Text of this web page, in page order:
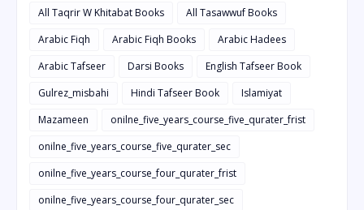
All Taqrir W Khitabat Books
All Tasawwuf Books
Arabic Fiqh
Arabic Fiqh Books
Arabic Hadees
Arabic Tafseer
Darsi Books
English Tafseer Book
Gulrez_misbahi
Hindi Tafseer Book
Islamiyat
Mazameen
onilne_five_years_course_five_qurater_frist
onilne_five_years_course_five_qurater_sec
onilne_five_years_course_four_qurater_frist
onilne_five_years_course_four_qurater_sec